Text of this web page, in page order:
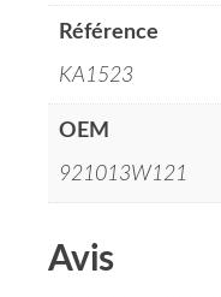
Référence
KA1523
OEM
921013W121
Avis